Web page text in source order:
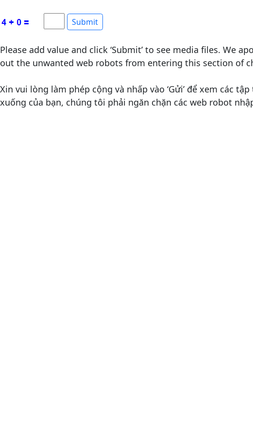
Please add value and click ‘Submit’ to see media files. We
out the unwanted web robots from entering this section of
Xin vui lòng làm phép cộng và nhấp vào ‘Gửi’ để xem các
xuống của bạn, chúng tôi phải ngăn chặn các web robot